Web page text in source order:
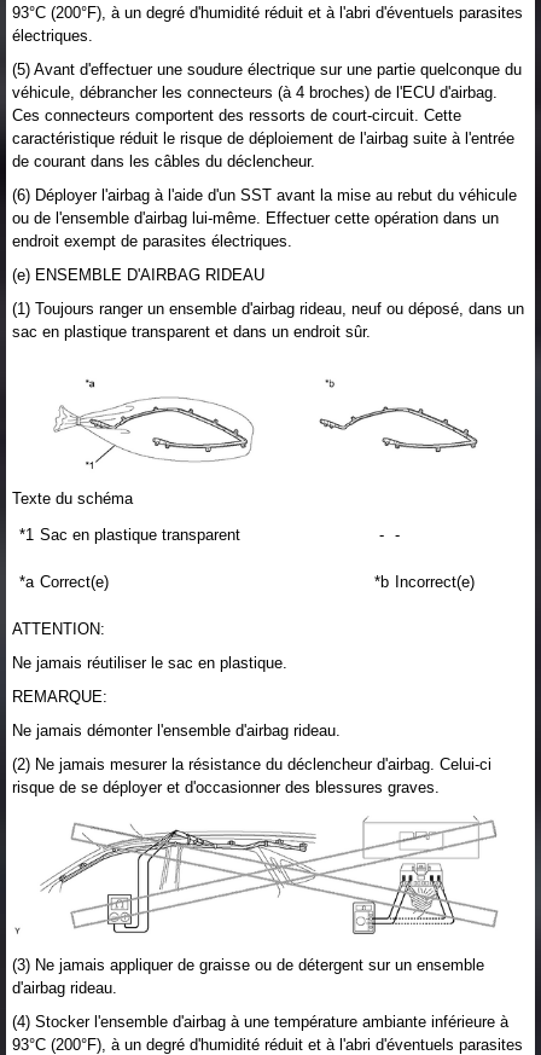
93°C (200°F), à un degré d'humidité réduit et à l'abri d'éventuels parasites
électriques.
(5) Avant d'effectuer une soudure électrique sur une partie quelconque du
véhicule, débrancher les connecteurs (à 4 broches) de l'ECU d'airbag.
Ces connecteurs comportent des ressorts de court-circuit. Cette
caractéristique réduit le risque de déploiement de l'airbag suite à l'entrée
de courant dans les câbles du déclencheur.
(6) Déployer l'airbag à l'aide d'un SST avant la mise au rebut du véhicule
ou de l'ensemble d'airbag lui-même. Effectuer cette opération dans un
endroit exempt de parasites électriques.
(e) ENSEMBLE D'AIRBAG RIDEAU
(1) Toujours ranger un ensemble d'airbag rideau, neuf ou déposé, dans un
sac en plastique transparent et dans un endroit sûr.
Texte du schéma
*1 Sac en plastique transparent - -
*a Correct(e) *b Incorrect(e)
ATTENTION:
Ne jamais réutiliser le sac en plastique.
REMARQUE:
Ne jamais démonter l'ensemble d'airbag rideau.
(2) Ne jamais mesurer la résistance du déclencheur d'airbag. Celui-ci
risque de se déployer et d'occasionner des blessures graves.
(3) Ne jamais appliquer de graisse ou de détergent sur un ensemble
d'airbag rideau.
(4) Stocker l'ensemble d'airbag à une température ambiante inférieure à
93°C (200°F), à un degré d'humidité réduit et à l'abri d'éventuels parasites